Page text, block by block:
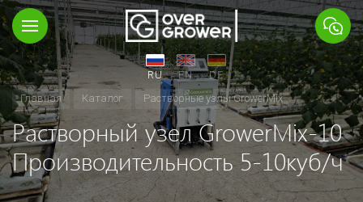
RU EN
DE
Главная
Каталог Растворные узлы GrowerMix
Растворный узел GrowerMix-10
Производительность 5-10куб/ч